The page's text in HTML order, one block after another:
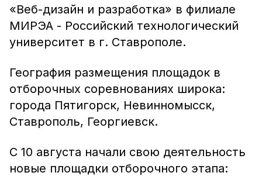
«Веб-дизайн и разработка» в филиале
МИРЭА - Российский технологический
университет в г. Ставрополе.
География размещения площадок в
отборочных соревнованиях широка:
города Пятигорск, Невинномысск,
Ставрополь, Георгиевск.
С 10 августа начали свою деятельность
новые площадки отборочного этапа: